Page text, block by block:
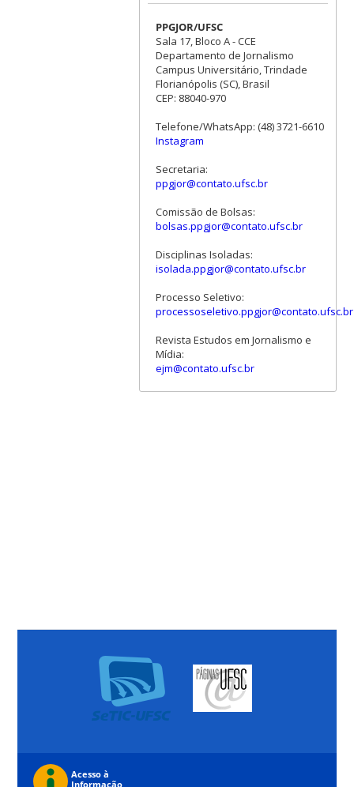
PPGJOR/UFSC
Sala 17, Bloco A - CCE
Departamento de Jornalismo
Campus Universitário, Trindade
Florianópolis (SC), Brasil
CEP: 88040-970
Telefone/WhatsApp: (48) 3721-6610
Instagram
Secretaria:
ppgjor@contato.ufsc.br
Comissão de Bolsas:
bolsas.ppgjor@contato.ufsc.br
Disciplinas Isoladas:
isolada.ppgjor@contato.ufsc.br
Processo Seletivo:
processoseletivo.ppgjor@contato.ufsc.br
Revista Estudos em Jornalismo e
Mídia:
ejm@contato.ufsc.br